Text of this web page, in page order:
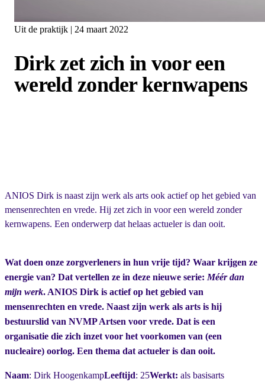
Uit de praktijk | 24 maart 2022
Dirk zet zich in voor een
wereld zonder kernwapens
ANIOS Dirk is naast zijn werk als arts ook actief op het gebied van
mensenrechten en vrede. Hij zet zich in voor een wereld zonder
kernwapens. Een onderwerp dat helaas actueler is dan ooit.
Wat doen onze zorgverleners in hun vrije tijd? Waar krijgen ze
energie van? Dat vertellen ze in deze nieuwe serie: Méér dan
mijn werk. ANIOS Dirk is actief op het gebied van
mensenrechten en vrede. Naast zijn werk als arts is hij
bestuurslid van NVMP Artsen voor vrede. Dat is een
organisatie die zich inzet voor het voorkomen van (een
nucleaire) oorlog. Een thema dat actueler is dan ooit.
Naam: Dirk HoogenkampLeeftijd: 25Werkt: als basisarts